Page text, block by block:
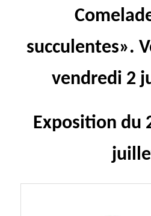
succulentes».
vendredi 2
Exposition du